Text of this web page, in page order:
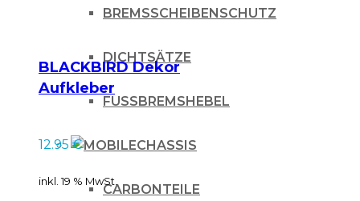
BREMSSCHEIBENSCHUTZ
DICHTSÄTZE
FUSSBREMSHEBEL
CHASSIS
CARBONTEILE
BLACKBIRD Dekor
Aufkleber
Gabelschützer
06
12.95€
inkl. 19 % MwSt.